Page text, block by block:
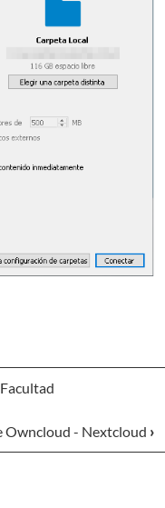
Owncloud - Nextcloud ›